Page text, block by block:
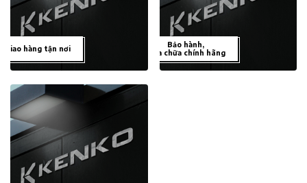
Giao hàng tận nơi
Bảo hành,
sửa chữa chính hãng